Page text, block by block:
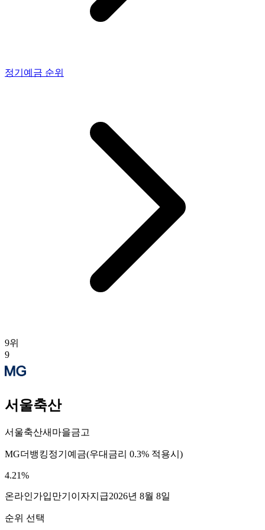
정기예금 순위
9위
9
서울축산
서울축산새마을금고
MG더뱅킹정기예금(우대금리 0.3% 적용시)
4.21%
온라인가입만기이자지급2026년 8월 8일
순위 선택